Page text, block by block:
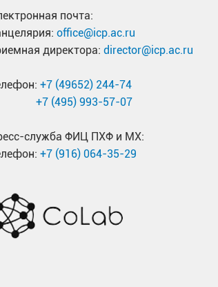
почта:
office@icp.ac.ru
директора: director@icp.ac.ru
+7 (49652) 244-74
+7 (495) 993-57-07
служба ФИЦ ПХФ и МХ:
+7 (916) 064-35-29